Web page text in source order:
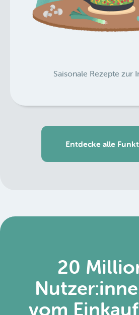
Saisonale Rezepte zur
Entdecke alle
20
vom